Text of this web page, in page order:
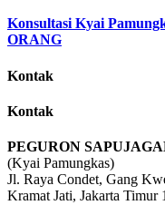
Konsultasi Kyai
ORANG
Kontak
Kontak
PEGURON
(Kyai Pamungkas)
Jl. Raya Condet, Gang
Kramat Jati, Jakarta Timur